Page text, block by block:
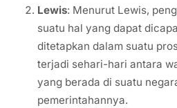
Lewis: Menurut Lewis,
suatu hal yang dapat
ditetapkan dalam suatu
terjadi sehari-hari antara
yang berada di suatu
pemerintahannya.